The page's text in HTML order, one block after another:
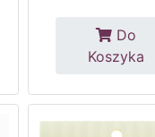
Do
Koszyka